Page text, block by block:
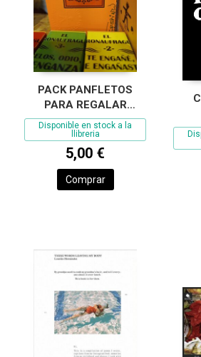
PACK PANFLETOS
PARA REGALAR
NAUFRAGUITO
Disponible en stock a la
llibreria
5,00 €
Comprar